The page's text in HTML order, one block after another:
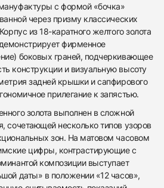
с формой «бочка»
через призму классических
из 18-каратного желтого золота
фирменное
боковых граней, подчеркивающее
конструкции и визуальную высоту
задней крышки и сапфирового
прилегание к запястью.
золота выполнен в сложной
сочетающей несколько типов узоров
зон. На матовом часовом
цифры, контрастирующие с
композиции выступает
даты» в положении «12 часов»,